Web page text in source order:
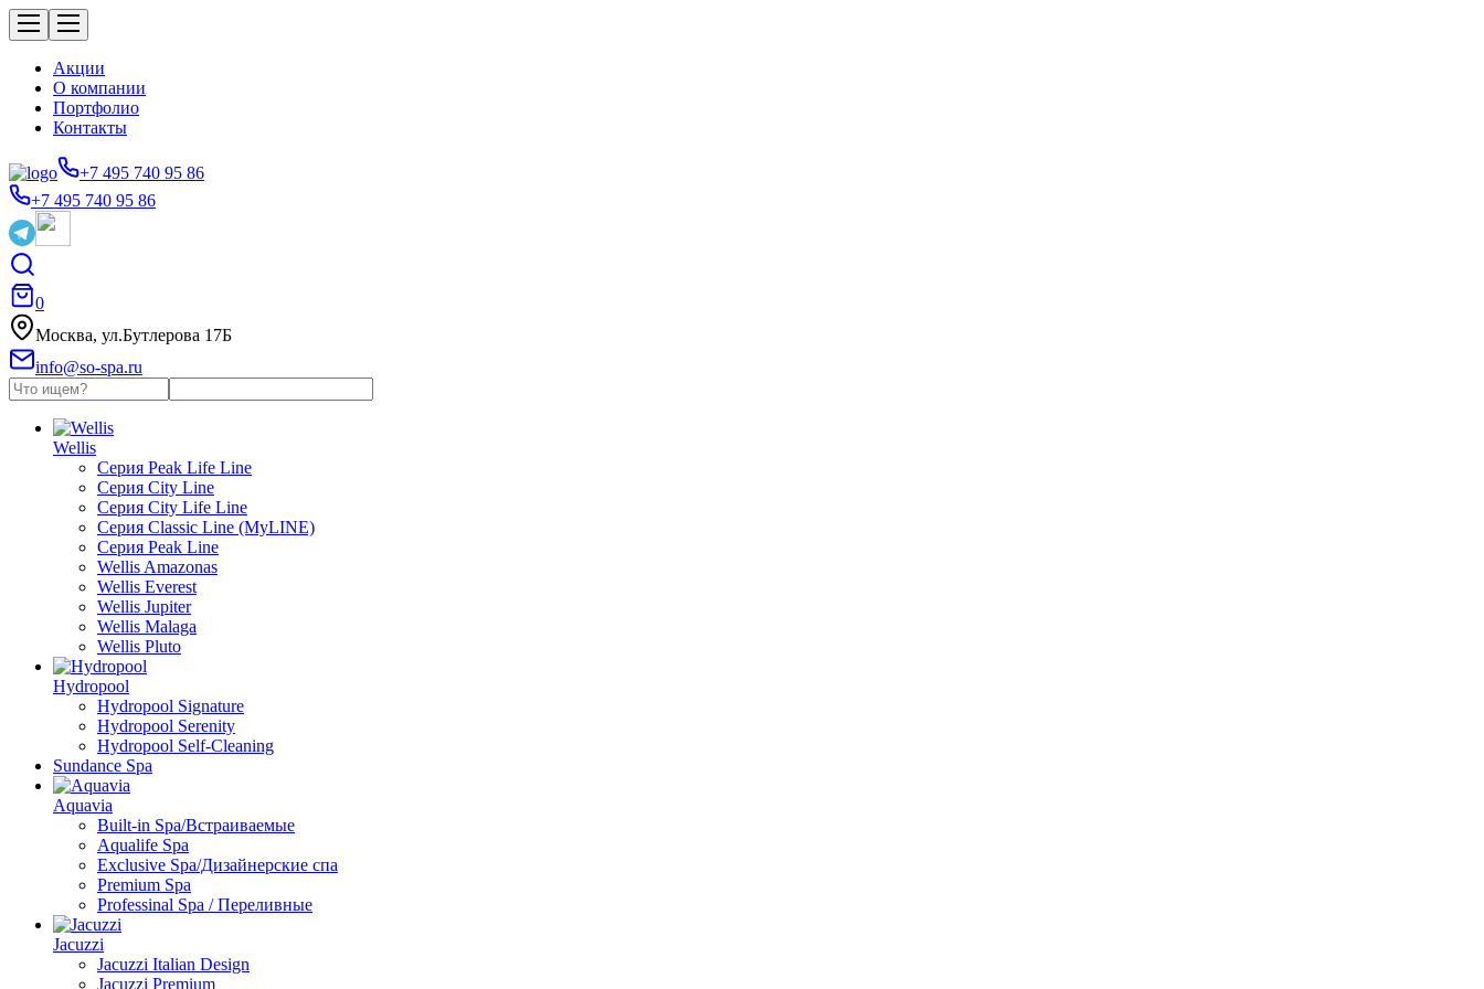
Акции
О компании
Портфолио
Контакты
+7 495 740 95 86
+7 495 740 95 86
0
Москва, ул.Бутлерова 17Б
info@so-spa.ru
Wellis
Серия Peak Life Line
Серия City Line
Серия City Life Line
Серия Classic Line (MyLINE)
Серия Peak Line
Wellis Amazonas
Wellis Everest
Wellis Jupiter
Wellis Malaga
Wellis Pluto
Hydropool
Hydropool Signature
Hydropool Serenity
Hydropool Self-Сleaning
Sundance Spa
Aquavia
Built-in Spa/Встраиваемые
Aqualife Spa
Exclusive Spa/Дизайнерские спа
Premium Spa
Professinal Spa / Переливные
Jacuzzi
Jacuzzi Italian Design
Jacuzzi Premium